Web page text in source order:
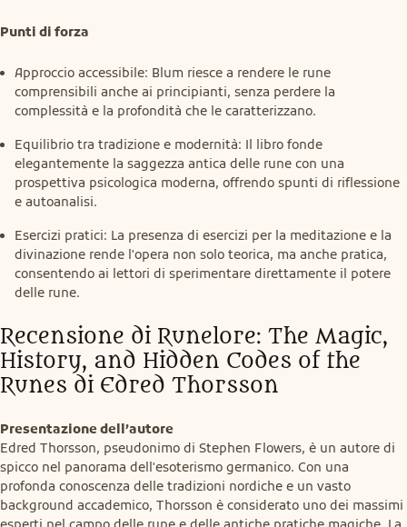
Punti di forza
Approccio accessibile: Blum riesce a rendere le rune
comprensibili anche ai principianti, senza perdere la
complessità e la profondità che le caratterizzano.
Equilibrio tra tradizione e modernità: Il libro fonde
elegantemente la saggezza antica delle rune con una
prospettiva psicologica moderna, offrendo spunti di riflessione
e autoanalisi.
Esercizi pratici: La presenza di esercizi per la meditazione e la
divinazione rende l'opera non solo teorica, ma anche pratica,
consentendo ai lettori di sperimentare direttamente il potere
delle rune.
Recensione di Runelore: The Magic,
History, and Hidden Codes of the
Runes di Edred Thorsson
Presentazione dell’autore
Edred Thorsson, pseudonimo di Stephen Flowers, è un autore di
spicco nel panorama dell'esoterismo germanico. Con una
profonda conoscenza delle tradizioni nordiche e un vasto
background accademico, Thorsson è considerato uno dei massimi